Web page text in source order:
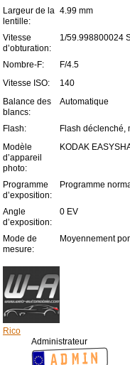
Largeur de la
lentille:
4.99 mm
Vitesse
d’obturation:
1/59.998800024
Nombre-F:
F/4.5
Vitesse ISO:
140
Balance des
blancs:
Automatique
Flash:
Flash déclenché,
Modèle
d’appareil
photo:
KODAK
Programme
d’exposition:
Programme
Angle
d’exposition:
0 EV
Mode de
mesure:
Moyennement
Rico
Administrateur